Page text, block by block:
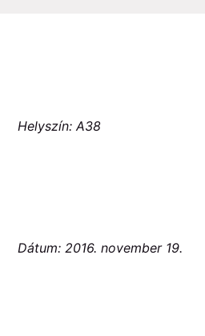
Helyszín: A38
Dátum: 2016. november 19.